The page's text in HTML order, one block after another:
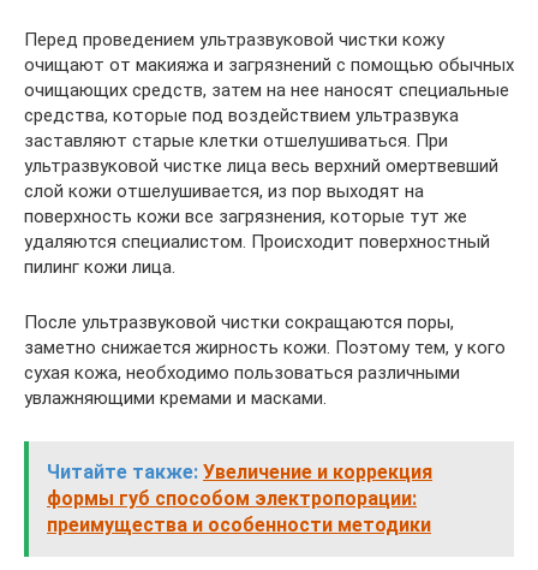
Перед проведением ультразвуковой чистки кожу
очищают от макияжа и загрязнений с помощью обычных
очищающих средств, затем на нее наносят специальные
средства, которые под воздействием ультразвука
заставляют старые клетки отшелушиваться. При
ультразвуковой чистке лица весь верхний омертвевший
слой кожи отшелушивается, из пор выходят на
поверхность кожи все загрязнения, которые тут же
удаляются специалистом. Происходит поверхностный
пилинг кожи лица.
После ультразвуковой чистки сокращаются поры,
заметно снижается жирность кожи. Поэтому тем, у кого
сухая кожа, необходимо пользоваться различными
увлажняющими кремами и масками.
Читайте также: Увеличение и коррекция
формы губ способом электропорации:
преимущества и особенности методики